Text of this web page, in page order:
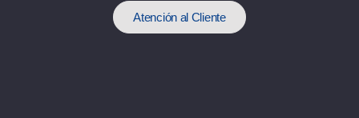
Atención al Cliente